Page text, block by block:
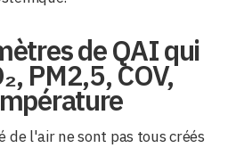
de QAI qui
PM2,5, COV,
de l'air ne sont pas tous créés